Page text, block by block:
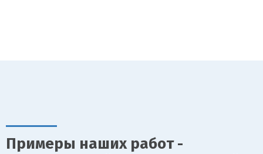
Примеры наших работ -